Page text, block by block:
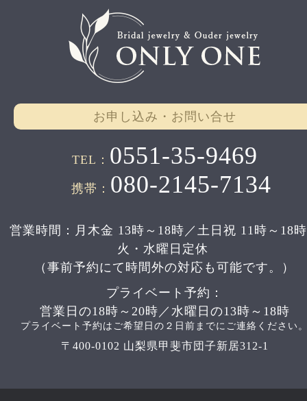
お申し込み・お問い合せ
TEL： 0551-35-9469
携帯： 080-2145-7134
営業時間：月木金 13時～18時／土日祝 11時～18
火・水曜日定休
（事前予約にて時間外の対応も可能です。）
プライベート予約：
営業日の18時～20時／水曜日の13時～18時
プライベート予約はご希望日の２日前までにご連絡ください
〒400-0102 山梨県甲斐市団子新居312-1